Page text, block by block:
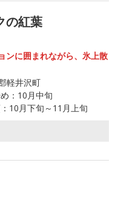
の紅葉
ンに囲まれながら、氷上散
軽井沢町
： 10月中旬
10月下旬～11月上旬